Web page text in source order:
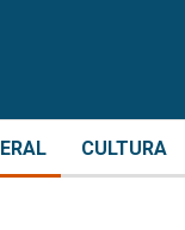
CULTURA